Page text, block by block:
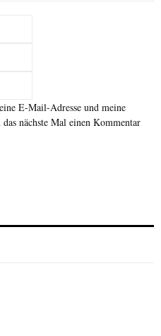
E-Mail-Adresse und meine
nächste Mal einen Kommentar